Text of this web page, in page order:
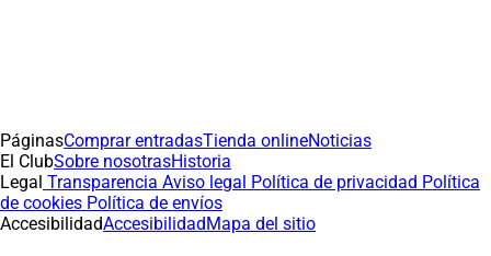
PáginasComprar entradasTienda onlineNoticias
El ClubSobre nosotrasHistoria
Legal Transparencia Aviso legal Política de privacidad Política
de cookies Política de envíos
AccesibilidadAccesibilidadMapa del sitio